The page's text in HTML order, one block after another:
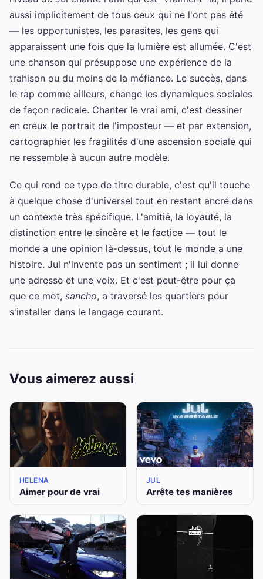
aussi implicitement de tous ceux qui ne l'ont pas été
— les opportunistes, les parasites, les gens qui
apparaissent une fois que la lumière est allumée. C'est
une chanson qui présuppose une expérience de la
trahison ou du moins de la méfiance. Le succès, dans
le rap comme ailleurs, change les dynamiques sociales
de façon radicale. Chanter le vrai ami, c'est dessiner
en creux le portrait de l'imposteur — et par extension,
cartographier les fragilités d'une ascension sociale qui
ne ressemble à aucun autre modèle.
Ce qui rend ce type de titre durable, c'est qu'il touche
à quelque chose d'universel tout en restant ancré dans
un contexte très spécifique. L'amitié, la loyauté, la
distinction entre le sincère et le factice — tout le
monde a une opinion là-dessus, tout le monde a une
histoire. Jul n'invente pas un sentiment ; il lui donne
une adresse et une voix. Et c'est peut-être pour ça
que ce mot, sancho, a traversé les quartiers pour
s'installer dans le langage courant.
Vous aimerez aussi
HELENA
Aimer pour de vrai
JUL
Arrête tes manières